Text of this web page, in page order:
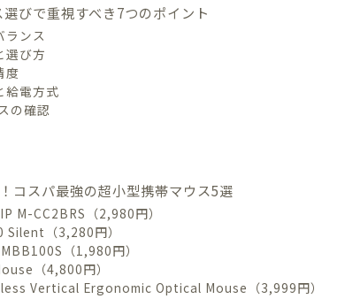
びで重視すべき7つのポイント
ランス
選び方
度
給電方式
の確認
コスパ最強の超小型携帯マウス5選
M-CC2BRS（2,980円）
Silent（3,280円）
（1,980円）
（4,800円）
Vertical Ergonomic Optical Mouse（3,999円）